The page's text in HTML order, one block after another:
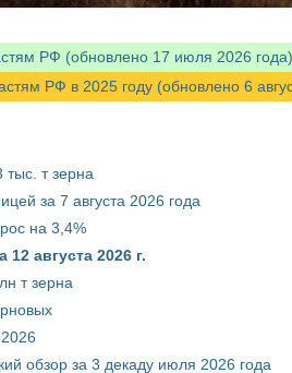
РФ (обновлено 17 июля 2026 года)
РФ в 2025 году (обновлено 6
т зерна
за 7 августа 2026 года
на 3,4%
августа 2026 г.
т зерна
обзор за 3 декаду июля 2026 года